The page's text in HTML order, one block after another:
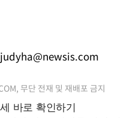
judyha@newsis.com
무단 전재 및 재배포 금지